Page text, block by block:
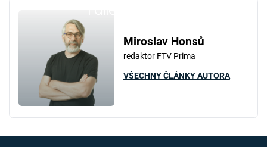
Miroslav Honsů
redaktor FTV Prima
VŠECHNY ČLÁNKY AUTORA